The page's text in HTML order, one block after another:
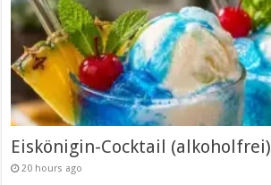
Eiskönigin-Cocktail (alkoholfrei)
20 hours ago